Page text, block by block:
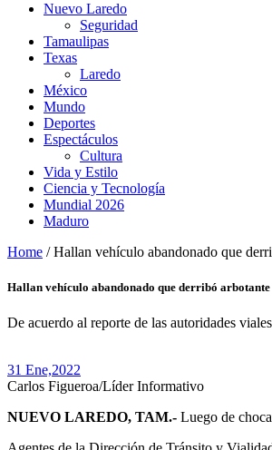
Nuevo Laredo
Seguridad
Tamaulipas
Texas
Laredo
México
Mundo
Deportes
Espectáculos
Cultura
Vida y Estilo
Ciencia y Tecnología
Mundial 2026
Maduro
Home / Hallan vehículo abandonado que
Hallan vehículo abandonado que derribó arbotante
De acuerdo al reporte de las autoridades
31 Ene,2022
Carlos Figueroa/Líder Informativo
NUEVO LAREDO, TAM.- Luego de